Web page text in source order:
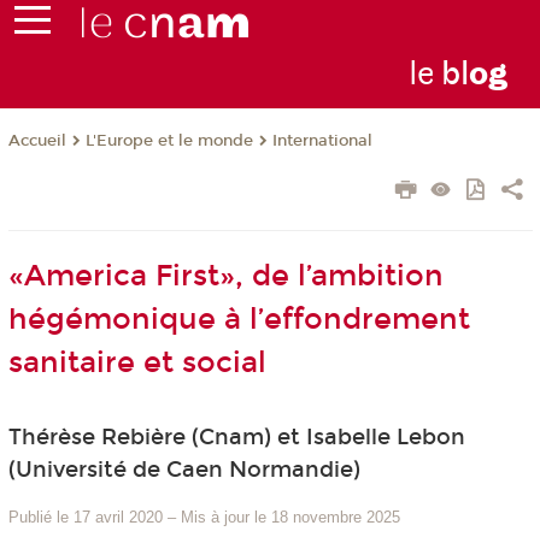
le blog
Accueil L'Europe et le monde International
«America First», de l’ambition
hégémonique à l’effondrement
sanitaire et social
Thérèse Rebière (Cnam) et Isabelle Lebon
(Université de Caen Normandie)
Publié le 17 avril 2020 – Mis à jour le 18 novembre 2025